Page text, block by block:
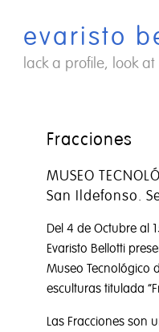
contenidoevaristo
lack a profile, look
Fracciones
MUSEO
San Ildefonso.
Del 4 de Octubre al
Evaristo Bellotti
Museo Tecnológico
esculturas titulada
Las Fracciones son